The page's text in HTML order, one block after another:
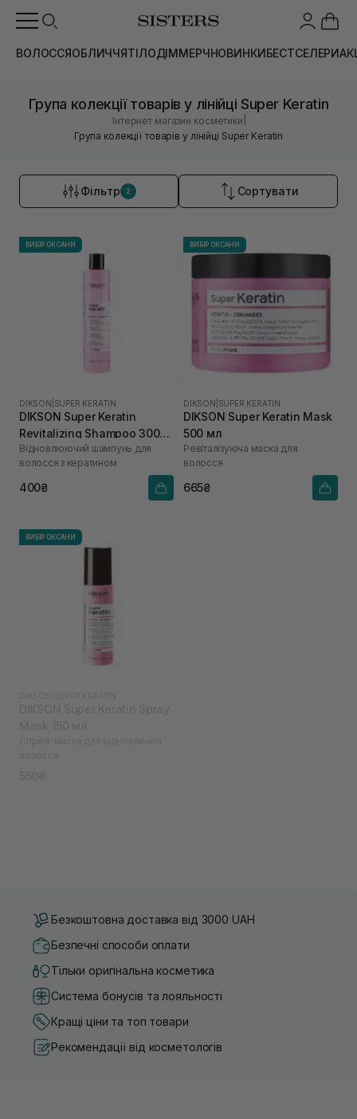
ВОЛОССЯОБЛИЧЧЯТІЛОДІММЕРЧНОВИНКИБЕСТСЕЛЕРИ
Група колекції товарів у лінійці Super Keratin
Інтернет магазин косметики
Група колекції товарів у лінійці Super Keratin
Фільтр 2 Сортувати
ВИБІР ОКСАНИ
DIKSON SUPER KERATIN
DIKSON Super Keratin
Revitalizing Shampoo 300
мл
Відновлюючий шампунь для
волосся з кератином
400₴
ВИБІР ОКСАНИ
DIKSON SUPER KERATIN
DIKSON Super Keratin Mask
500 мл
Ревіталізуюча маска для
волосся
665₴
ВИБІР ОКСАНИ
Безкоштовна доставка від 3000 UAH
Безпечні способи оплати
Тільки оригінальна косметика
Система бонусів та лояльності
Кращі ціни та топ товари
Рекомендації від косметологів